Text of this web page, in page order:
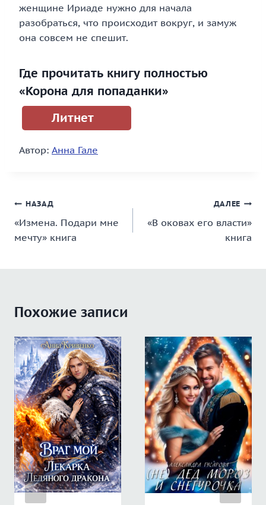
женщине Ириаде нужно для начала
разобраться, что происходит вокруг, и замуж
она совсем не спешит.
Где прочитать книгу полностью
«Корона для попаданки»
Литнет
Автор: Анна Гале
Навигация
по
записям
НАЗАД
«Измена. Подари мне
мечту» книга
ДАЛЕЕ
«В оковах его власти»
книга
Похожие записи